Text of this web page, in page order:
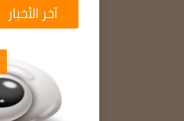
آخر الأخبار